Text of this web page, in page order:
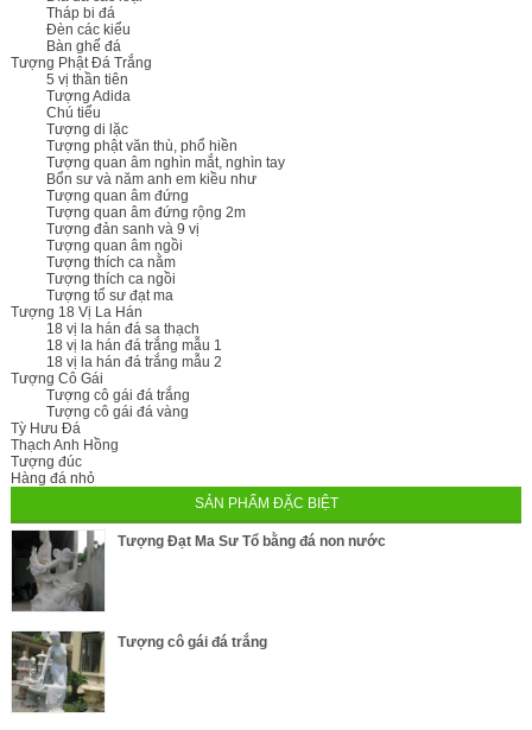
Tháp bi đá
Đèn các kiểu
Bàn ghế đá
Tượng Phật Đá Trắng
5 vị thần tiên
Tượng Adida
Chú tiểu
Tượng di lặc
Tượng phật văn thù, phổ hiền
Tượng quan âm nghìn mắt, nghìn tay
Bổn sư và năm anh em kiều như
Tượng quan âm đứng
Tượng quan âm đứng rộng 2m
Tượng đản sanh và 9 vị
Tượng quan âm ngồi
Tượng thích ca nằm
Tượng thích ca ngồi
Tượng tổ sư đạt ma
Tượng 18 Vị La Hán
18 vị la hán đá sa thạch
18 vị la hán đá trắng mẫu 1
18 vị la hán đá trắng mẫu 2
Tượng Cô Gái
Tượng cô gái đá trắng
Tượng cô gái đá vàng
Tỳ Hưu Đá
Thạch Anh Hồng
Tượng đúc
Hàng đá nhỏ
SẢN PHẨM ĐẶC BIỆT
Tượng Đạt Ma Sư Tổ bằng đá non nước
Tượng cô gái đá trắng